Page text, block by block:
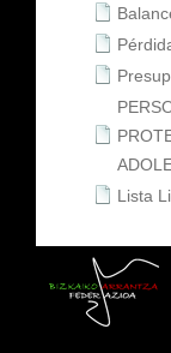
Lista